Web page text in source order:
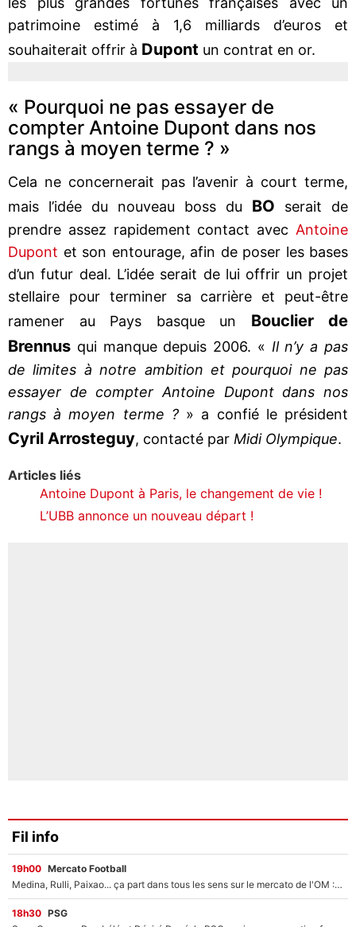
patrimoine estimé à 1,6 milliards d’euros et
souhaiterait offrir à Dupont un contrat en or.
« Pourquoi ne pas essayer de
compter Antoine Dupont dans nos
rangs à moyen terme ? »
Cela ne concernerait pas l’avenir à court terme,
mais l’idée du nouveau boss du BO
serait de
prendre assez rapidement contact avec Antoine
Dupont et son entourage, afin de poser les bases
d’un futur deal. L’idée serait de lui offrir un projet
stellaire pour terminer sa carrière et peut-être
ramener au Pays basque un Bouclier de
Brennus qui manque depuis 2006. « Il n’y a pas
de limites à notre ambition et pourquoi ne pas
essayer de compter Antoine Dupont dans nos
rangs à moyen terme ?» a confié le président
Cyril Arrosteguy, contacté par Midi Olympique.
Articles liés
Antoine Dupont à Paris, le changement de vie !
L’UBB annonce un nouveau départ !
Fil info
19h00 Mercato Football
Medina, Rulli, Paixao... ça part dans tous les sens sur le mercato de l'OM : Frank McCourt va enfin récupérer l'argent qu'il attend ?
18h30 PSG